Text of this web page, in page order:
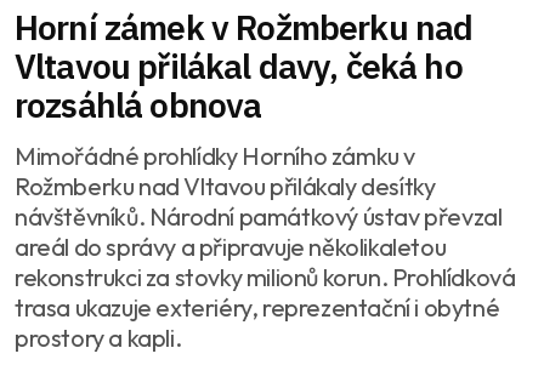
Horní zámek v Rožmberku nad
Vltavou přilákal davy, čeká ho
rozsáhlá obnova
Mimořádné prohlídky Horního zámku v
Rožmberku nad Vltavou přilákaly desítky
návštěvníků. Národní památkový ústav převzal
areál do správy a připravuje několikaletou
rekonstrukci za stovky milionů korun. Prohlídková
trasa ukazuje exteriéry, reprezentační i obytné
prostory a kapli.